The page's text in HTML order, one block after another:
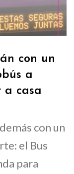
con un
a
a casa
con un
el Bus
para